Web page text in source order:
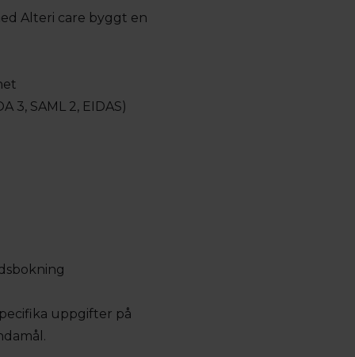
Alteri care byggt en
3, SAML 2, EIDAS)
uppgifter på